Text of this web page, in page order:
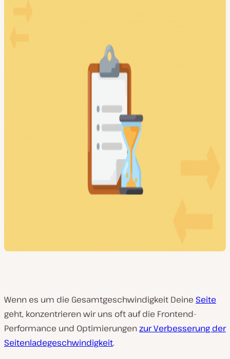
Wenn es um die Gesamtgeschwindigkeit Deine Seite
geht, konzentrieren wir uns oft auf die Frontend-
Performance und Optimierungenzur Verbesserung der
Seitenladegeschwindigkeit.